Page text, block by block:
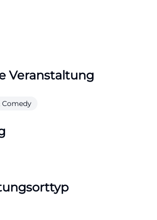
Veranstaltung
Comedy